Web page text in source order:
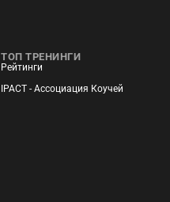
ТОП ТРЕНИНГИ
Рейтинги
IPACT - Ассоциация Коучей